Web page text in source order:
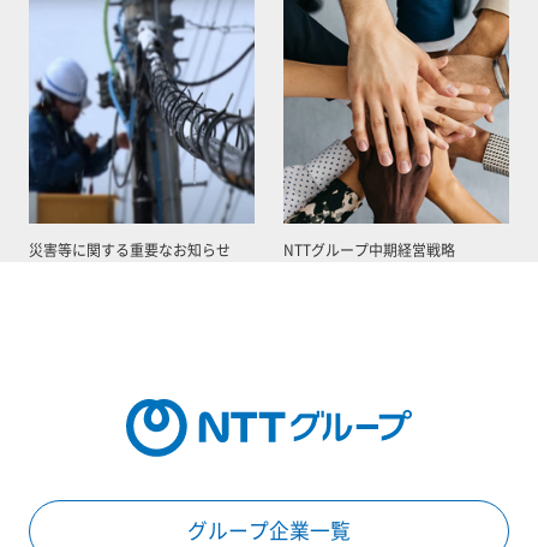
災害等に関する重要なお知らせ NTTグループ中期経営戦略
グループ企業一覧